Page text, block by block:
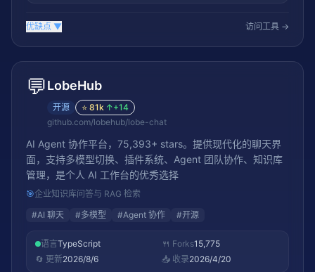
优缺点 ▼ 访问工具 →
💬LobeHub
开源 ⭐ 81k ↑+14
github.com/lobehub/lobe-chat
AI Agent 协作平台，75,393+ stars。提供现代化的聊天界
面，支持多模型切换、插件系统、Agent 团队协作、知识库
管理，是个人 AI 工作台的优秀选择
🎯企业知识库问答与 RAG 检索
#AI 聊天 #多模型 #Agent 协作 #开源
语言TypeScript 🍴 Forks15,775
🔄 更新2026/8/6 📥 收录2026/4/20